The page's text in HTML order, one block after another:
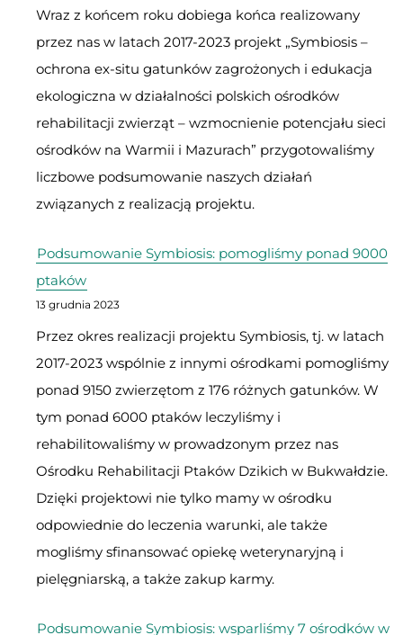
Wraz z końcem roku dobiega końca realizowany
przez nas w latach 2017-2023 projekt „Symbiosis –
ochrona ex-situ gatunków zagrożonych i edukacja
ekologiczna w działalności polskich ośrodków
rehabilitacji zwierząt – wzmocnienie potencjału sieci
ośrodków na Warmii i Mazurach” przygotowaliśmy
liczbowe podsumowanie naszych działań
związanych z realizacją projektu.
Podsumowanie Symbiosis: pomogliśmy ponad 9000
ptaków
13 grudnia 2023
Przez okres realizacji projektu Symbiosis, tj. w latach
2017-2023 wspólnie z innymi ośrodkami pomogliśmy
ponad 9150 zwierzętom z 176 różnych gatunków. W
tym ponad 6000 ptaków leczyliśmy i
rehabilitowaliśmy w prowadzonym przez nas
Ośrodku Rehabilitacji Ptaków Dzikich w Bukwałdzie.
Dzięki projektowi nie tylko mamy w ośrodku
odpowiednie do leczenia warunki, ale także
mogliśmy sfinansować opiekę weterynaryjną i
pielęgniarską, a także zakup karmy.
Podsumowanie Symbiosis: wsparliśmy 7 ośrodków w